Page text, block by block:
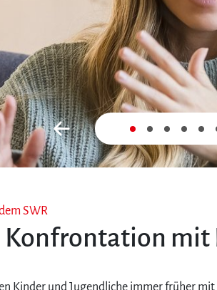
Zurück
SWR
Kinder und Jugendliche immer früher mit